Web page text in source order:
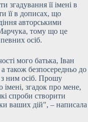
згадування її імені в
її в дописах, що
авторськими
тому що це
осіб.
мого батька, Іван
безпосередньо до
ним осіб. Прошу
згадок про мене,
спроби створити
ваших дій", – написала